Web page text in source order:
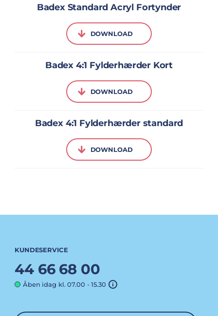
Badex Standard Acryl Fortynder
DOWNLOAD
Badex 4:1 Fylderhærder Kort
DOWNLOAD
Badex 4:1 Fylderhærder standard
DOWNLOAD
KUNDESERVICE
44 66 68 00
Åben idag kl. 07.00 - 15.30